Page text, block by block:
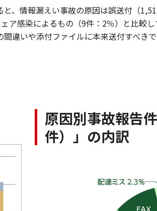
、情報漏えい事故の原因は誤送付（
感染によるもの（9件：2％）と比較
違いや添付ファイルに本来送付すべき
原因別事故報告
件）」の内訳